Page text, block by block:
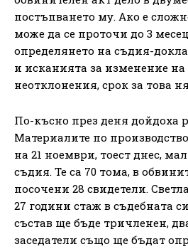
постъпването му. Ако е
може да се проточи до 3
определянето на съдия-
и исканията за изменение на
неотклонения, срок за това
По-късно през деня дойдоха
Материалите по
на 21 ноември, тоест днес,
съдия. Те са 70 тома, в
посочени 28 свидетели.
27 години стаж в съдебната
състав ще бъде тричленен,
заседатели също ще бъдат